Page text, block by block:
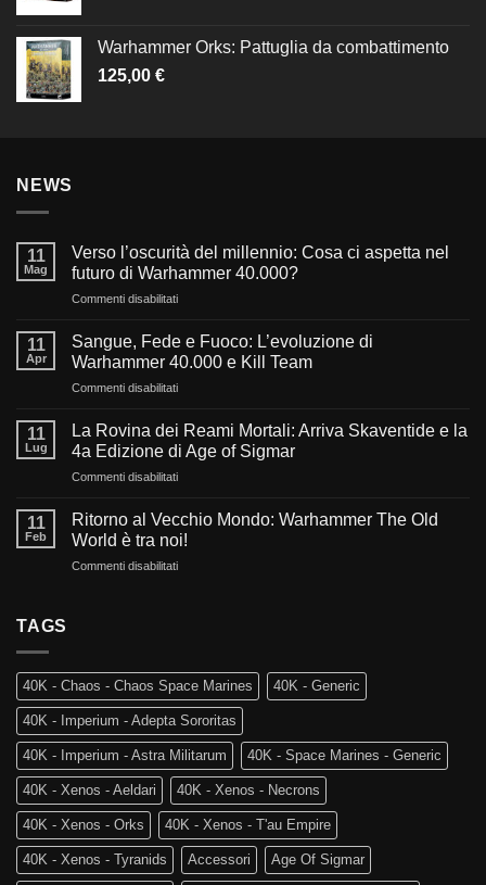
Warhammer Orks: Pattuglia da combattimento
125,00 €
NEWS
11
Mag
Verso l’oscurità del millennio: Cosa ci aspetta nel
futuro di Warhammer 40.000?
Commenti disabilitatisu
l’oscurità
del
millennio:
Cosa
aspetta
nel
futuro
di
40.000?
11
Apr
Sangue, Fede e Fuoco: L’evoluzione di
Warhammer 40.000 e Kill Team
Commenti disabilitatisu
Fede
e
Fuoco:
L’evoluzione
Warhammer
40.000
Kill
11
Lug
La Rovina dei Reami Mortali: Arriva Skaventide e la
4a Edizione di Age of Sigmar
Commenti disabilitatisu
Rovina
dei
Reami
Mortali:
Edizione
di
Age
of
Sigmar
11
Feb
Ritorno al Vecchio Mondo: Warhammer The Old
World è tra noi!
Commenti disabilitatisu
The
Old
World
tra
noi!
TAGS
40K - Chaos - Chaos Space Marines 40K - Generic
40K - Imperium - Adepta Sororitas
40K - Imperium - Astra Militarum 40K - Space Marines - Generic
40K - Xenos - Aeldari 40K - Xenos - Necrons
40K - Xenos - Orks 40K - Xenos - T'au Empire
40K - Xenos - Tyranids Accessori Age Of Sigmar